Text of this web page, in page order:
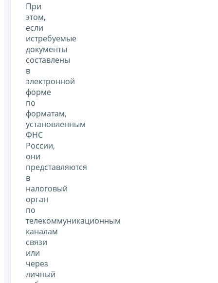
При
этом,
если
истребуемые
документы
составлены
в
электронной
форме
по
форматам,
установленным
ФНС
России,
они
представляются
в
налоговый
орган
по
телекоммуникационным
каналам
связи
или
через
личный